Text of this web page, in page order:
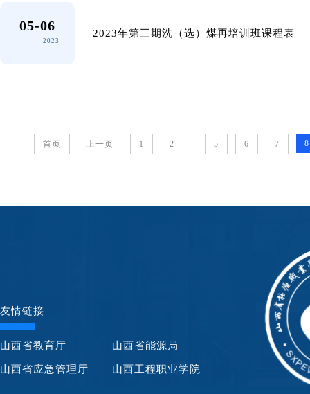
05-06
2023
2023年第三期洗（选）煤再培训班课程表
首页 上一页 1 2 ... 5 6 7 8
友情链接
山西省教育厅 山西省能源局
山西省应急管理厅 山西工程职业学院